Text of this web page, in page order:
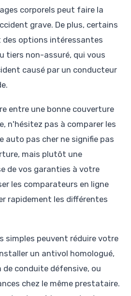
corporels peut faire la
grave. De plus, certains
des options intéressantes
tiers non-assuré, qui vous
causé par un conducteur
entre une bonne couverture
n'hésitez pas à comparer les
auto pas cher ne signifie pas
mais plutôt une
de vos garanties à votre
les comparateurs en ligne
rapidement les différentes
simples peuvent réduire votre
un antivol homologué,
conduite défensive, ou
chez le même prestataire.